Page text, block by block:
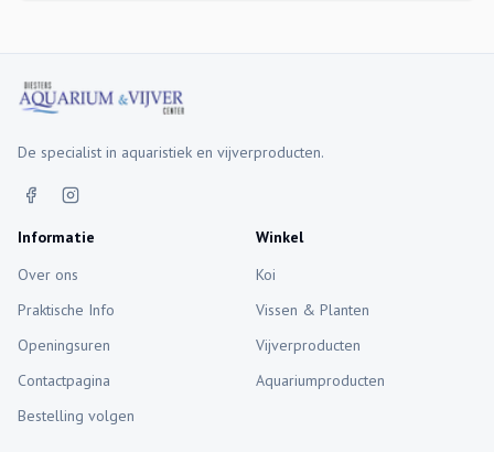
De specialist in aquaristiek en vijverproducten.
Informatie
Over ons
Praktische Info
Openingsuren
Contactpagina
Bestelling volgen
Winkel
Koi
Vissen & Planten
Vijverproducten
Aquariumproducten